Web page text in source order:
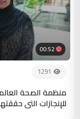
00:52
1291
منظمة الصحة
للإنجازات التي